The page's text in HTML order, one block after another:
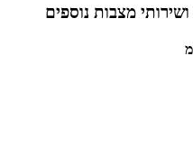
מצבות נוספים